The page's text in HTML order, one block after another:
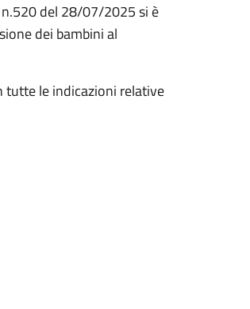
del 28/07/2025 si è
dei bambini al
tutte le indicazioni relative